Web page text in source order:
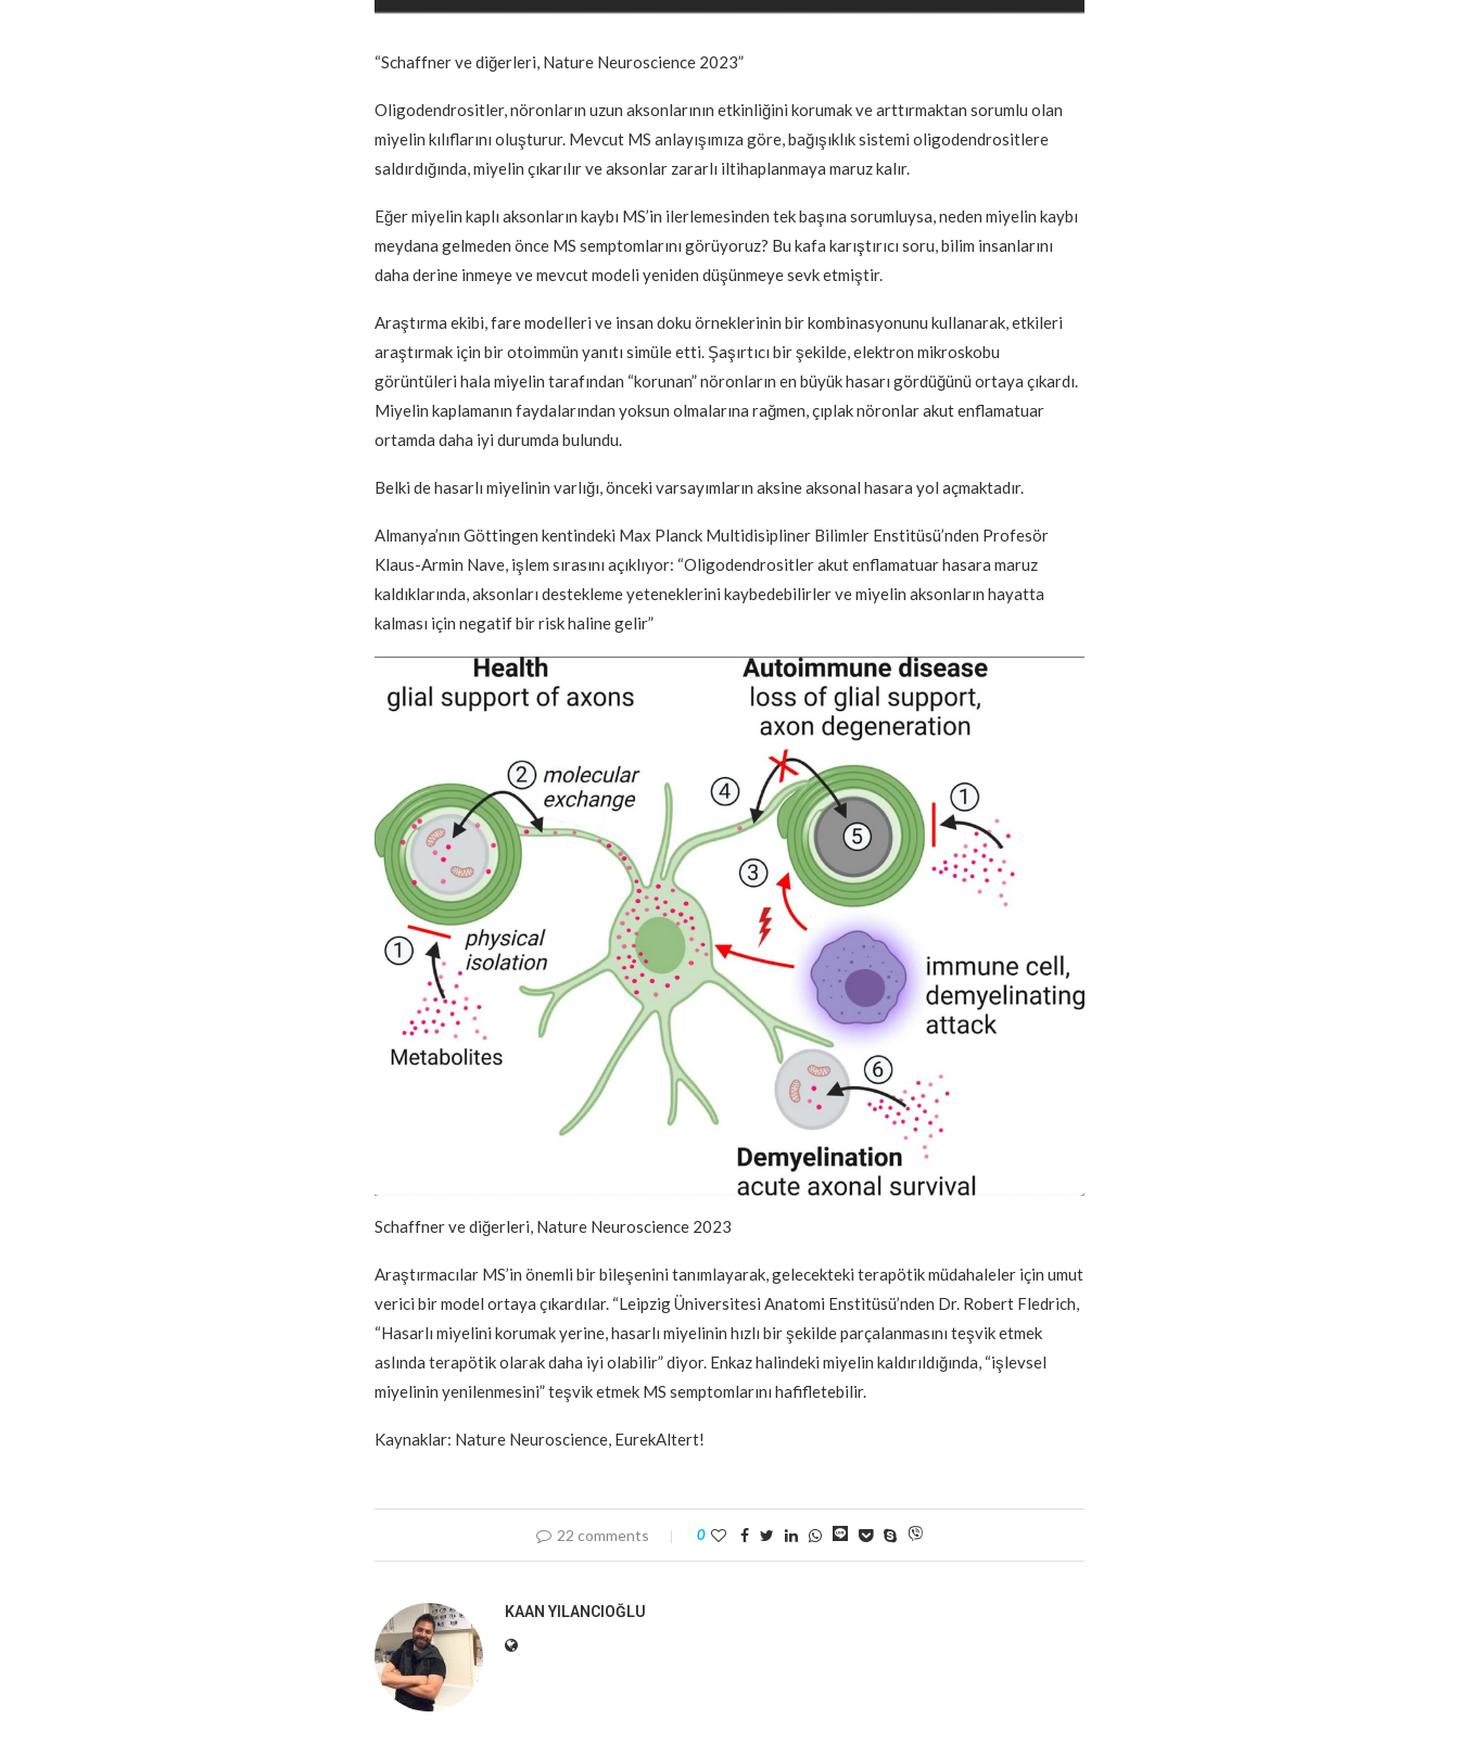
“Schaffner ve diğerleri, Nature Neuroscience 2023”
Oligodendrositler, nöronların uzun aksonlarının etkinliğini korumak ve arttırmaktan sorumlu olan
miyelin kılıflarını oluşturur. Mevcut MS anlayışımıza göre, bağışıklık sistemi oligodendrositlere
saldırdığında, miyelin çıkarılır ve aksonlar zararlı iltihaplanmaya maruz kalır.
Eğer miyelin kaplı aksonların kaybı MS’in ilerlemesinden tek başına sorumluysa, neden miyelin kaybı
meydana gelmeden önce MS semptomlarını görüyoruz? Bu kafa karıştırıcı soru, bilim insanlarını
daha derine inmeye ve mevcut modeli yeniden düşünmeye sevk etmiştir.
Araştırma ekibi, fare modelleri ve insan doku örneklerinin bir kombinasyonunu kullanarak, etkileri
araştırmak için bir otoimmün yanıtı simüle etti. Şaşırtıcı bir şekilde, elektron mikroskobu
görüntüleri hala miyelin tarafından “korunan” nöronların en büyük hasarı gördüğünü ortaya çıkardı.
Miyelin kaplamanın faydalarından yoksun olmalarına rağmen, çıplak nöronlar akut enflamatuar
ortamda daha iyi durumda bulundu.
Belki de hasarlı miyelinin varlığı, önceki varsayımların aksine aksonal hasara yol açmaktadır.
Almanya’nın Göttingen kentindeki Max Planck Multidisipliner Bilimler Enstitüsü’nden Profesör
Klaus-Armin Nave, işlem sırasını açıklıyor: “Oligodendrositler akut enflamatuar hasara maruz
kaldıklarında, aksonları destekleme yeteneklerini kaybedebilirler ve miyelin aksonların hayatta
kalması için negatif bir risk haline gelir”
Schaffner ve diğerleri, Nature Neuroscience 2023
Araştırmacılar MS’in önemli bir bileşenini tanımlayarak, gelecekteki terapötik müdahaleler için umut
verici bir model ortaya çıkardılar. “Leipzig Üniversitesi Anatomi Enstitüsü’nden Dr. Robert Fledrich,
“Hasarlı miyelini korumak yerine, hasarlı miyelinin hızlı bir şekilde parçalanmasını teşvik etmek
aslında terapötik olarak daha iyi olabilir” diyor. Enkaz halindeki miyelin kaldırıldığında, “işlevsel
miyelinin yenilenmesini” teşvik etmek MS semptomlarını hafifletebilir.
Kaynaklar: Nature Neuroscience, EurekAltert!
22 comments 0
KAAN YILANCIOĞLU